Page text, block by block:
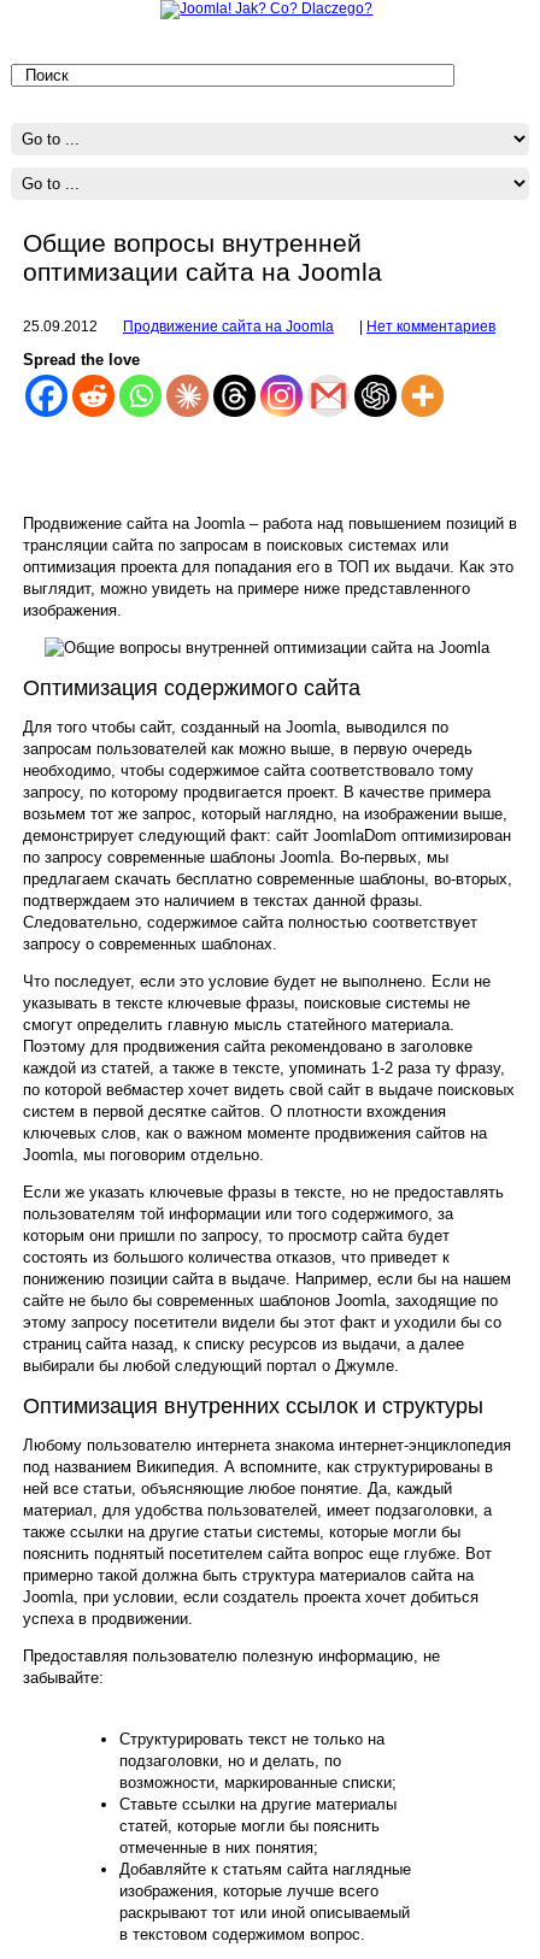
Общие вопросы внутренней
оптимизации сайта на Joomla
25.09.2012 Продвижение сайта на Joomla Нет комментариев
Spread the love
Продвижение сайта на Joomla – работа над повышением позиций в
трансляции сайта по запросам в поисковых системах или
оптимизация проекта для попадания его в ТОП их выдачи. Как это
выглядит, можно увидеть на примере ниже представленного
изображения.
Оптимизация содержимого сайта
Для того чтобы сайт, созданный на Joomla, выводился по
запросам пользователей как можно выше, в первую очередь
необходимо, чтобы содержимое сайта соответствовало тому
запросу, по которому продвигается проект. В качестве примера
возьмем тот же запрос, который наглядно, на изображении выше,
демонстрирует следующий факт: сайт JoomlaDom оптимизирован
по запросу современные шаблоны Joomla. Во-первых, мы
предлагаем скачать бесплатно современные шаблоны, во-вторых,
подтверждаем это наличием в текстах данной фразы.
Следовательно, содержимое сайта полностью соответствует
запросу о современных шаблонах.
Что последует, если это условие будет не выполнено. Если не
указывать в тексте ключевые фразы, поисковые системы не
смогут определить главную мысль статейного материала.
Поэтому для продвижения сайта рекомендовано в заголовке
каждой из статей, а также в тексте, упоминать 1-2 раза ту фразу,
по которой вебмастер хочет видеть свой сайт в выдаче поисковых
систем в первой десятке сайтов. О плотности вхождения
ключевых слов, как о важном моменте продвижения сайтов на
Joomla, мы поговорим отдельно.
Если же указать ключевые фразы в тексте, но не предоставлять
пользователям той информации или того содержимого, за
которым они пришли по запросу, то просмотр сайта будет
состоять из большого количества отказов, что приведет к
понижению позиции сайта в выдаче. Например, если бы на нашем
сайте не было бы современных шаблонов Joomla, заходящие по
этому запросу посетители видели бы этот факт и уходили бы со
страниц сайта назад, к списку ресурсов из выдачи, а далее
выбирали бы любой следующий портал о Джумле.
Оптимизация внутренних ссылок и структуры
Любому пользователю интернета знакома интернет-энциклопедия
под названием Википедия. А вспомните, как структурированы в
ней все статьи, объясняющие любое понятие. Да, каждый
материал, для удобства пользователей, имеет подзаголовки, а
также ссылки на другие статьи системы, которые могли бы
пояснить поднятый посетителем сайта вопрос еще глубже. Вот
примерно такой должна быть структура материалов сайта на
Joomla, при условии, если создатель проекта хочет добиться
успеха в продвижении.
Предоставляя пользователю полезную информацию, не
забывайте:
Структурировать текст не только на
подзаголовки, но и делать, по
возможности, маркированные списки;
Ставьте ссылки на другие материалы
статей, которые могли бы пояснить
отмеченные в них понятия;
Добавляйте к статьям сайта наглядные
изображения, которые лучше всего
раскрывают тот или иной описываемый
в текстовом содержимом вопрос.